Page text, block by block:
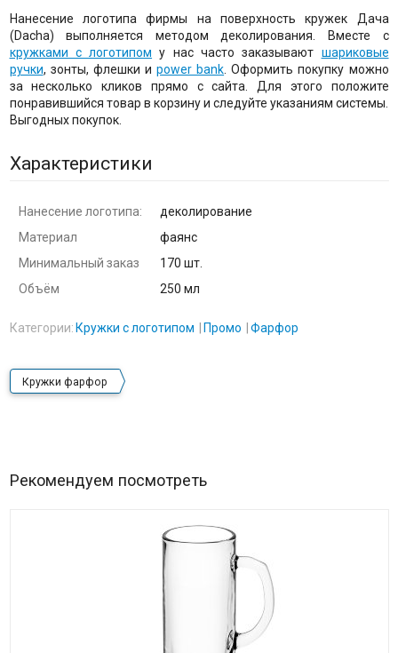
Нанесение логотипа фирмы на поверхность кружек Дача
(Dacha) выполняется методом деколирования. Вместе с
кружками с логотипом у нас часто заказывают шариковые
ручки, зонты, флешки и power bank . Оформить покупку можно
за несколько кликов прямо с сайта. Для этого положите
понравившийся товар в корзину и следуйте указаниям системы.
Выгодных покупок.
Характеристики
Нанесение логотипа:
деколирование
Материал
фаянс
Минимальный заказ
170 шт.
Объём
250 мл
Категории: Кружки с логотипом Промо Фарфор
Кружки фарфор
Рекомендуем посмотреть